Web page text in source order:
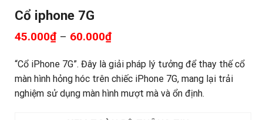
Cổ iphone 7G
45.000₫– 60.000₫
“Cổ iPhone 7G”. Đây là giải pháp lý tưởng để thay thế cổ
màn hình hỏng hóc trên chiếc iPhone 7G, mang lại trải
nghiệm sử dụng màn hình mượt mà và ổn định.